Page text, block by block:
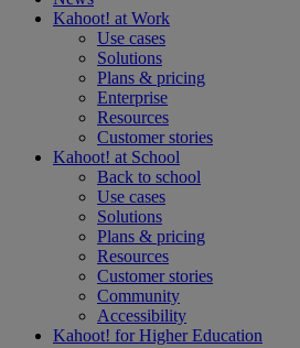
Kahoot! at Work
Use cases
Solutions
Plans & pricing
Enterprise
Resources
Customer stories
Kahoot! at School
Back to school
Use cases
Solutions
Plans & pricing
Resources
Customer stories
Community
Accessibility
Kahoot! forHigher Education